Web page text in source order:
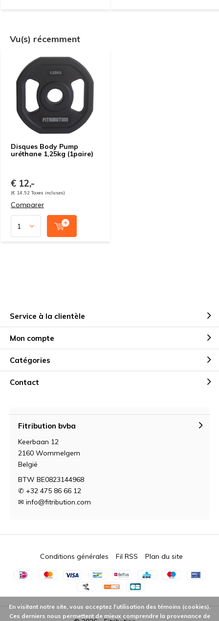
Vu(s) récemment
Disques Body Pump
uréthane 1,25kg (1paire)
€ 12,-
(€ 14,52 Taxes incluses)
Comparer
Service à la clientèle
Mon compte
Catégories
Contact
Fitribution bvba
Keerbaan 12
2160 Wommelgem
België
BTW BE0823144968
✆ +32 475 86 66 12
✉ info@fitribution.com
Conditions générales Fil RSS Plan du site
En visitant notre site, vous acceptez l'utilisation des témoins (cookies).
Ces derniers nous permettent de mieux comprendre la provenance de